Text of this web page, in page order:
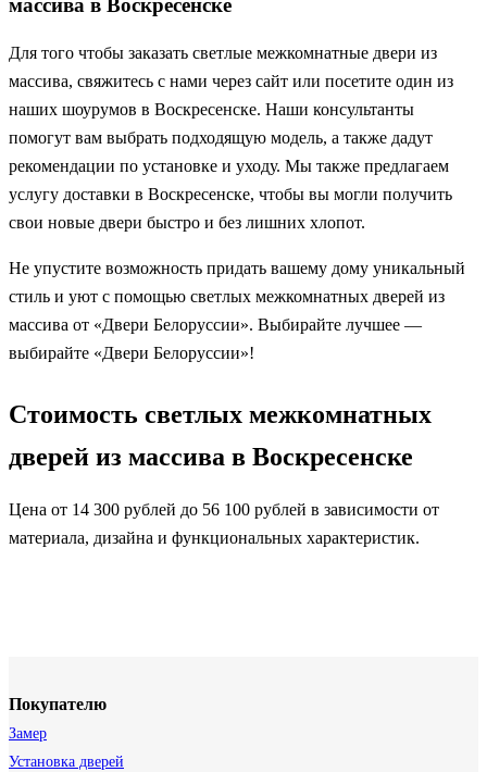
массива в Воскресенске
Для того чтобы заказать светлые межкомнатные двери из
массива, свяжитесь с нами через сайт или посетите один из
наших шоурумов в Воскресенске. Наши консультанты
помогут вам выбрать подходящую модель, а также дадут
рекомендации по установке и уходу. Мы также предлагаем
услугу доставки в Воскресенске, чтобы вы могли получить
свои новые двери быстро и без лишних хлопот.
Не упустите возможность придать вашему дому уникальный
стиль и уют с помощью светлых межкомнатных дверей из
массива от «Двери Белоруссии». Выбирайте лучшее —
выбирайте «Двери Белоруссии»!
Стоимость светлых межкомнатных
дверей из массива в Воскресенске
Цена от 14 300 рублей до 56 100 рублей в зависимости от
материала, дизайна и функциональных характеристик.
Покупателю
Замер
Установка дверей